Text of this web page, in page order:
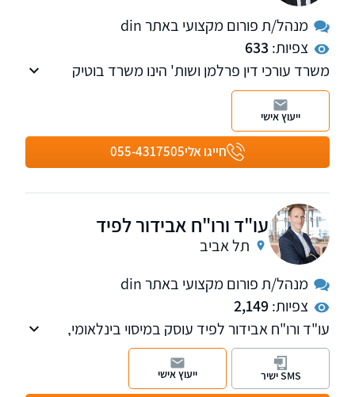
מנהל/ת פורום מקצועי באתר din
צפיות: 633
משרד עורכי דין פרלמן ושות' הינו משרד בוטיק
מוביל, העוסק במגוון רחב של תחומי המשפט
האזרחי-מסחרי, ומעניק שירותים משפטיים
מקצועיים, יצירתיים ומותאמים אישית לחברות,
עמותות ולקוחות פרטיים. המשרד חרט על דגלו
מצוינות, שקיפות ומחויבות עמוקה לכל לקוח,
חייגו אלי055-4317505
ייעוץ אישי
עו"ד ורו"ח אבידור לפיד
תל אביב
מנהל/ת פורום מקצועי באתר din
צפיות:2,149
עו"ד ורו"ח אבידור לפיד עוסק במיסוי בינלאומי,
ניהול הון משפחתי וליווי ספורטאים, ומספק פתרונות
משפטיים ועסקיים ללקוחותיו בזכות ניסיונו העשיר
בפירמות המובילות בישראל.
SMS ישיר ייעוץ אישי